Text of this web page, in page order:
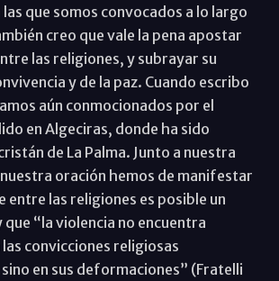
que somos convocados a lo largo
creo que vale la pena apostar
las religiones, y subrayar su
y de la paz. Cuando escribo
aún conmocionados por el
en Algeciras, donde ha sido
de La Palma. Junto a nuestra
oración hemos de manifestar
entre las religiones es posible un
que “la violencia no encuentra
convicciones religiosas
en sus deformaciones” (Fratelli